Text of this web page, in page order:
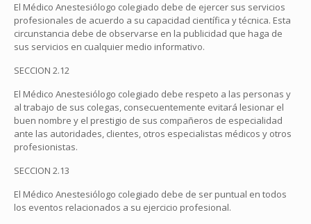
El Médico Anestesiólogo colegiado debe de ejercer sus servicios
profesionales de acuerdo a su capacidad científica y técnica. Esta
circunstancia debe de observarse en la publicidad que haga de
sus servicios en cualquier medio informativo.
SECCION 2.12
El Médico Anestesiólogo colegiado debe respeto a las personas y
al trabajo de sus colegas, consecuentemente evitará lesionar el
buen nombre y el prestigio de sus compañeros de especialidad
ante las autoridades, clientes, otros especialistas médicos y otros
profesionistas.
SECCION 2.13
El Médico Anestesiólogo colegiado debe de ser puntual en todos
los eventos relacionados a su ejercicio profesional.